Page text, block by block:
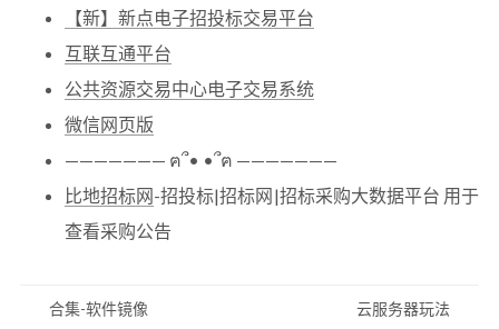
【新】新点电子招投标交易平台
互联互通平台
公共资源交易中心电子交易系统
微信网页版
——————— ฅ՞• •՞ฅ ———————
比地招标网-招投标|招标网|招标采购大数据平台 用于
查看采购公告
合集-软件镜像 云服务器玩法